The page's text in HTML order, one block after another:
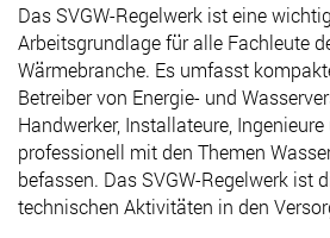
Das SVGW-Regelwerk ist eine
Arbeitsgrundlage für alle Fachleute
Wärmebranche. Es umfasst
Betreiber von Energie- und
Handwerker, Installateure,
professionell mit den Themen
befassen. Das SVGW-Regelwerk ist
technischen Aktivitäten in den